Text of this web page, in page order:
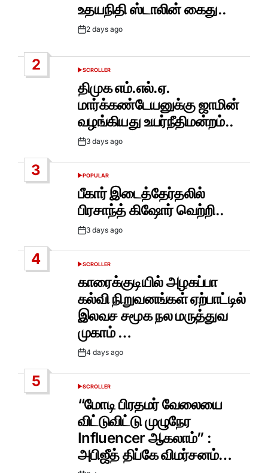
உதயநிதி ஸ்டாலின் கைது..
Post2 days ago
2
POSTED
SCROLLER
திமுக எம்.எல்.ஏ.
மார்க்கண்டேயனுக்கு ஜாமின்
வழங்கியது உயர்நீதிமன்றம்..
Post3 days ago
3
POSTED
IN
POPULAR
பீகார் இடைத்தேர்தலில்
பிரசாந்த் கிஷோர் வெற்றி..
Post3 days ago
4
POSTED
SCROLLER
காரைக்குடியில் அழகப்பா
கல்வி நிறுவனங்கள் ஏற்பாட்டில்
இலவச சமூக நல மருத்துவ
முகாம் …
Post4 days ago
5
POSTED
IN
SCROLLER
“மோடி பிரதமர் வேலையை
விட்டுவிட்டு முழுநேர
Influencer ஆகலாம்” :
அபிஜீத் திப்கே விமர்சனம்…